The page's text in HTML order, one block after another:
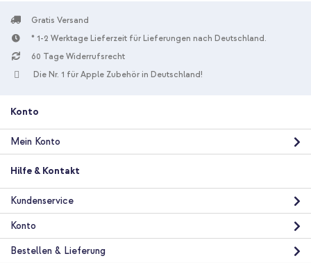
10 % Rabatt
Kostenloser
Gratis Versand
* 1-2 Werktage Lieferzeit für Lieferungen nach Deutschland.
60 Tage Widerrufsrecht
Die Nr. 1 für Apple Zubehör in Deutschland!
Konto
Mein Konto
Hilfe & Kontakt
Kundenservice
Konto
Bestellen & Lieferung